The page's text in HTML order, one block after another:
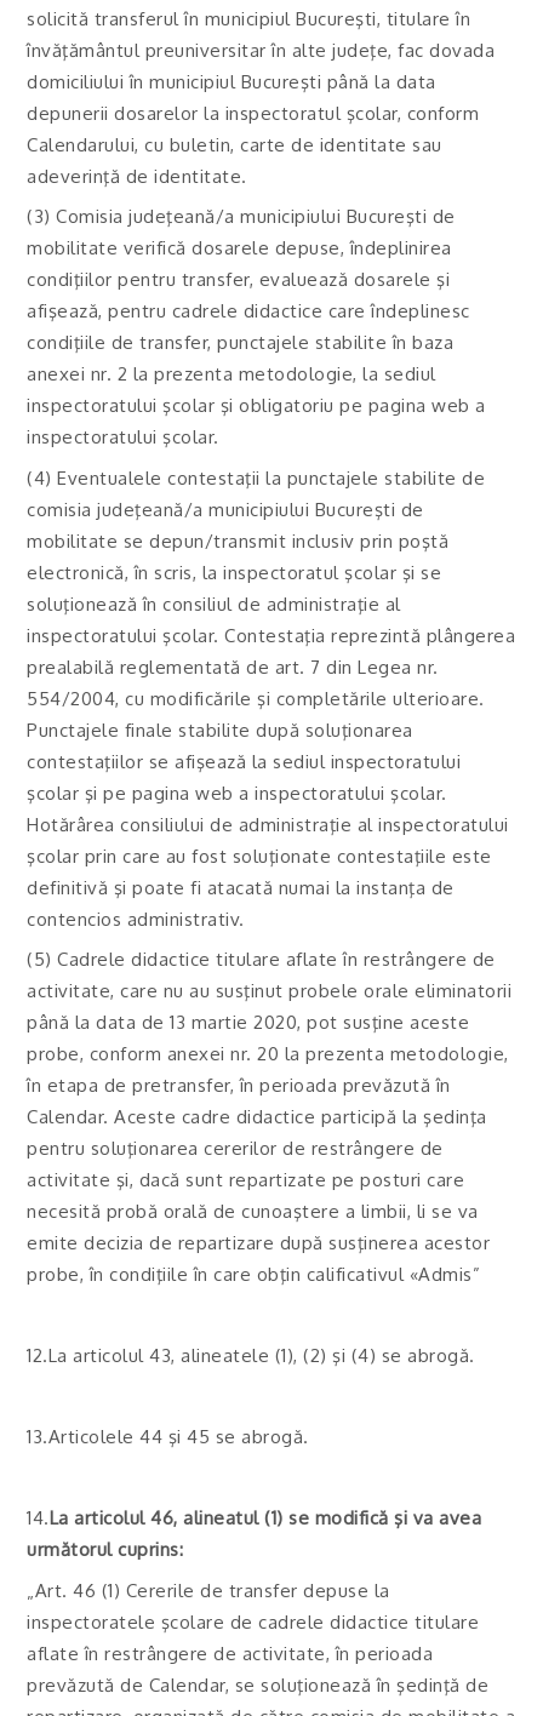
solicită transferul în municipiul Bucureşti, titulare în
învăţământul preuniversitar în alte judeţe, fac dovada
domiciliului în municipiul Bucureşti până la data
depunerii dosarelor la inspectoratul şcolar, conform
Calendarului, cu buletin, carte de identitate sau
adeverinţă de identitate.
(3) Comisia judeţeană/a municipiului Bucureşti de
mobilitate verifică dosarele depuse, îndeplinirea
condiţiilor pentru transfer, evaluează dosarele şi
afişează, pentru cadrele didactice care îndeplinesc
condiţiile de transfer, punctajele stabilite în baza
anexei nr. 2 la prezenta metodologie, la sediul
inspectoratului şcolar şi obligatoriu pe pagina web a
inspectoratului şcolar.
(4) Eventualele contestaţii la punctajele stabilite de
comisia judeţeană/a municipiului Bucureşti de
mobilitate se depun/transmit inclusiv prin poştă
electronică, în scris, la inspectoratul şcolar şi se
soluţionează în consiliul de administraţie al
inspectoratului şcolar. Contestaţia reprezintă plângerea
prealabilă reglementată de art. 7 din Legea nr.
554/2004, cu modificările şi completările ulterioare.
Punctajele finale stabilite după soluţionarea
contestaţiilor se afişează la sediul inspectoratului
şcolar şi pe pagina web a inspectoratului şcolar.
Hotărârea consiliului de administraţie al inspectoratului
şcolar prin care au fost soluţionate contestaţiile este
definitivă şi poate fi atacată numai la instanţa de
contencios administrativ.
(5) Cadrele didactice titulare aflate în restrângere de
activitate, care nu au susţinut probele orale eliminatorii
până la data de 13 martie 2020, pot susţine aceste
probe, conform anexei nr. 20 la prezenta metodologie,
în etapa de pretransfer, în perioada prevăzută în
Calendar. Aceste cadre didactice participă la şedinţa
pentru soluţionarea cererilor de restrângere de
activitate şi, dacă sunt repartizate pe posturi care
necesită probă orală de cunoaştere a limbii, li se va
emite decizia de repartizare după susţinerea acestor
probe, în condiţiile în care obţin calificativul «Admis”
12.La articolul 43, alineatele (1), (2) şi (4) se abrogă.
13.Articolele 44 şi 45 se abrogă.
14.La articolul 46, alineatul (1) se modifică şi va avea
următorul cuprins:
„Art. 46 (1) Cererile de transfer depuse la
inspectoratele şcolare de cadrele didactice titulare
aflate în restrângere de activitate, în perioada
prevăzută de Calendar, se soluţionează în şedinţă de